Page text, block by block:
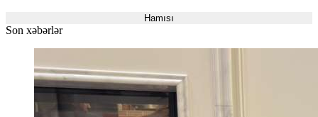
Hamısı
Son xəbərlər